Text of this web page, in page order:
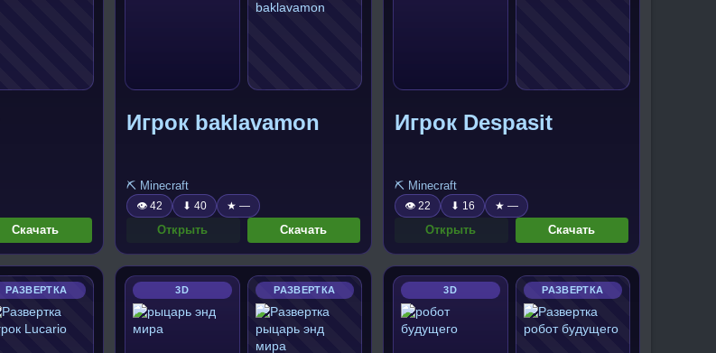
Скачать
Игрок baklavamon
⛏️ Minecraft
👁 42 ⬇ 40 ★ —
Открыть Скачать
Игрок Despasit
⛏️ Minecraft
👁 22 ⬇ 16 ★ —
Открыть Скачать
РАЗВЕРТКА 3D РАЗВЕРТКА 3D РАЗВЕРТКА